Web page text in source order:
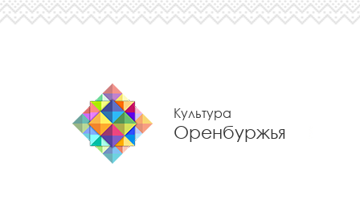
Культура
Оренбуржья